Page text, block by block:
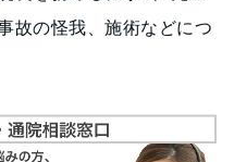
故の怪我、施術などにつ